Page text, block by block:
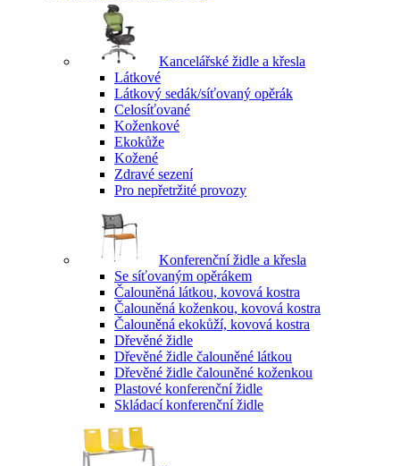
Kancelářské židle a křesla
Látkové
Látkový sedák/síťovaný opěrák
Celosíťované
Koženkové
Ekokůže
Kožené
Zdravé sezení
Pro nepřetržité provozy
Konferenční židle a křesla
Se síťovaným opěrákem
Čalouněná látkou, kovová kostra
Čalouněná koženkou, kovová kostra
Čalouněná ekokůží, kovová kostra
Dřevěné židle
Dřevěné židle čalouněné látkou
Dřevěné židle čalouněné koženkou
Plastové konferenční židle
Skládací konferenční židle